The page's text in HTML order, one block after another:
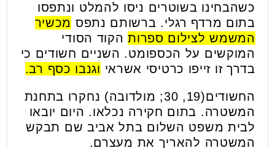
כשהבחינו בשוטרים ניסו להמלט ונתפסו
בתום מרדף רגלי. ברשותם נתפס מכשיר
המשמש לצילום ספרותהקוד הסודי
המוקשים על הכספומט. השניים חשודים כי
בדרך זו זייפו כרטיסי אשראי וגנבו כסף רב.
החשודים(19, 30; מולדובה) נחקרו בתחנת
המשטרה. בתום חקירה נכלאו. היום יובאו
לבית משפט השלום בתל אביב שם תבקש
המשטרה להאריך את מעצרם.